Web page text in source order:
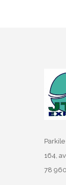
164,
78 960